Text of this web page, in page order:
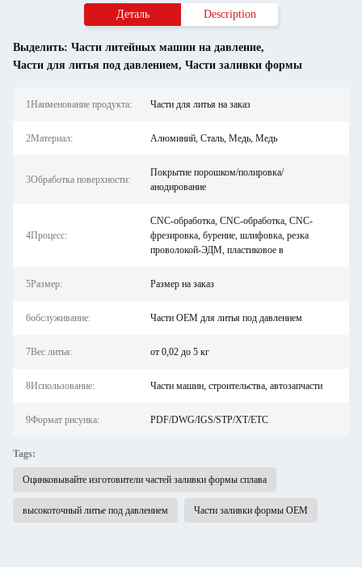
Деталь Description
Выделить: Части литейных машин на давление,
Части для литья под давлением, Части заливки формы
1Наименование продукта: Части для литья на заказ
2Материал: Алюминий, Сталь, Медь, Медь
3Обработка поверхности:
Покрытие порошком/полировка/
анодирование
4Процесс:
CNC-обработка, CNC-обработка, CNC-
фрезировка, бурение, шлифовка, резка
проволокой-ЭДМ, пластиковое в
5Размер: Размер на заказ
6обслуживание: Части OEM для литья под давлением
7Вес литья: от 0,02 до 5 кг
8Использование: Части машин, строительства, автозапчасти
9Формат рисунка: PDF/DWG/IGS/STP/XT/ETC
Tags:
Оцинковывайте изготовители частей заливки формы сплава
высокоточный литье под давлением Части заливки формы OEM